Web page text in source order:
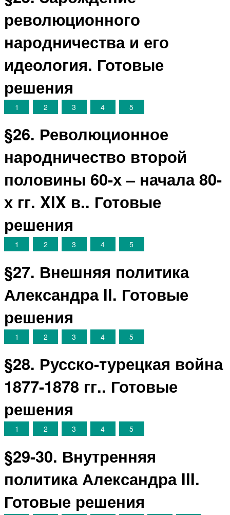
революционного
народничества и его
идеология. Готовые
решения
1 2 3 4 5
§26. Революционное
народничество второй
половины 60-х – начала 80-
х гг. XIX в.. Готовые
решения
1 2 3 4 5
§27. Внешняя политика
Александра II. Готовые
решения
1 2 3 4 5
§28. Русско-турецкая война
1877-1878 гг.. Готовые
решения
1 2 3 4 5
§29-30. Внутренняя
политика Александра III.
Готовые решения